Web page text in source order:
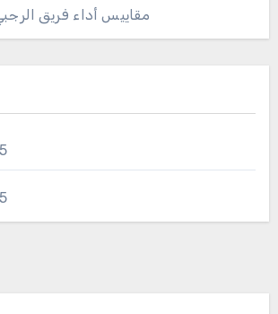
مقاييس أداء فريق الرجبي